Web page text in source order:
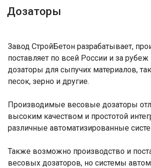
Дозаторы
Завод СтройБетон разрабатывает,
поставляет по всей России и за
дозаторы для сыпучих материалов,
песок, зерно и другие.
Производимые весовые дозаторы
высоким качеством и простотой
различные автоматизированные
Также возможно производство и
весовых дозаторов, но системы